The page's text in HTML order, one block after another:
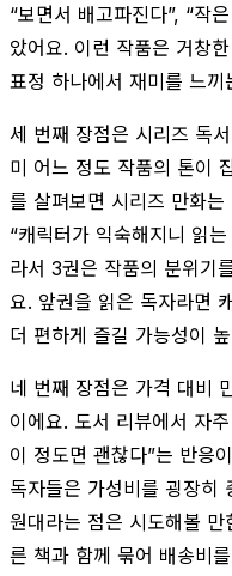
“보면서 배고파진다”, “작
았어요. 이런 작품은 거창
표정 하나에서 재미를 느
세 번째 장점은 시리즈 독
미 어느 정도 작품의 톤이
를 살펴보면 시리즈 만화는
“캐릭터가 익숙해지니 읽
라서 3권은 작품의 분위기
요. 앞권을 읽은 독자라면
더 편하게 즐길 가능성이
네 번째 장점은 가격 대비
이에요. 도서 리뷰에서 자
이 정도면 괜찮다”는 반응
독자들은 가성비를 굉장히
원대라는 점은 시도해볼
른 책과 함께 묶어 배송비